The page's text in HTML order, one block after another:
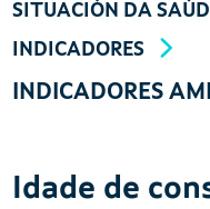
SITUACIÓN DA
INDICADORES
INDICADORES
Idade de